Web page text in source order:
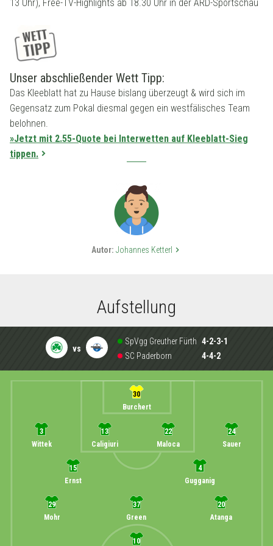
13 Uhr), Free-TV-Highlights ab 18.30 Uhr in der ARD-Sportschau
Unser abschließender Wett Tipp:
Das Kleeblatt hat zu Hause bislang überzeugt & wird sich im
Gegensatz zum Pokal diesmal gegen ein westfälisches Team
belohnen.
»Jetzt mit 2.55-Quote bei Interwetten auf Kleeblatt-Sieg
tippen.
Autor: Johannes Ketterl keyboard_arrow_right
Aufstellung
vs
SpVgg Greuther Fürth
SC Paderborn
4-2-3-1
4-4-2
30
Burchert
24
Sauer
22
Maloca
13
Caligiuri
3
Wittek
4
Gugganig
15
Ernst
20
Atanga
37
Green
29
Mohr
10